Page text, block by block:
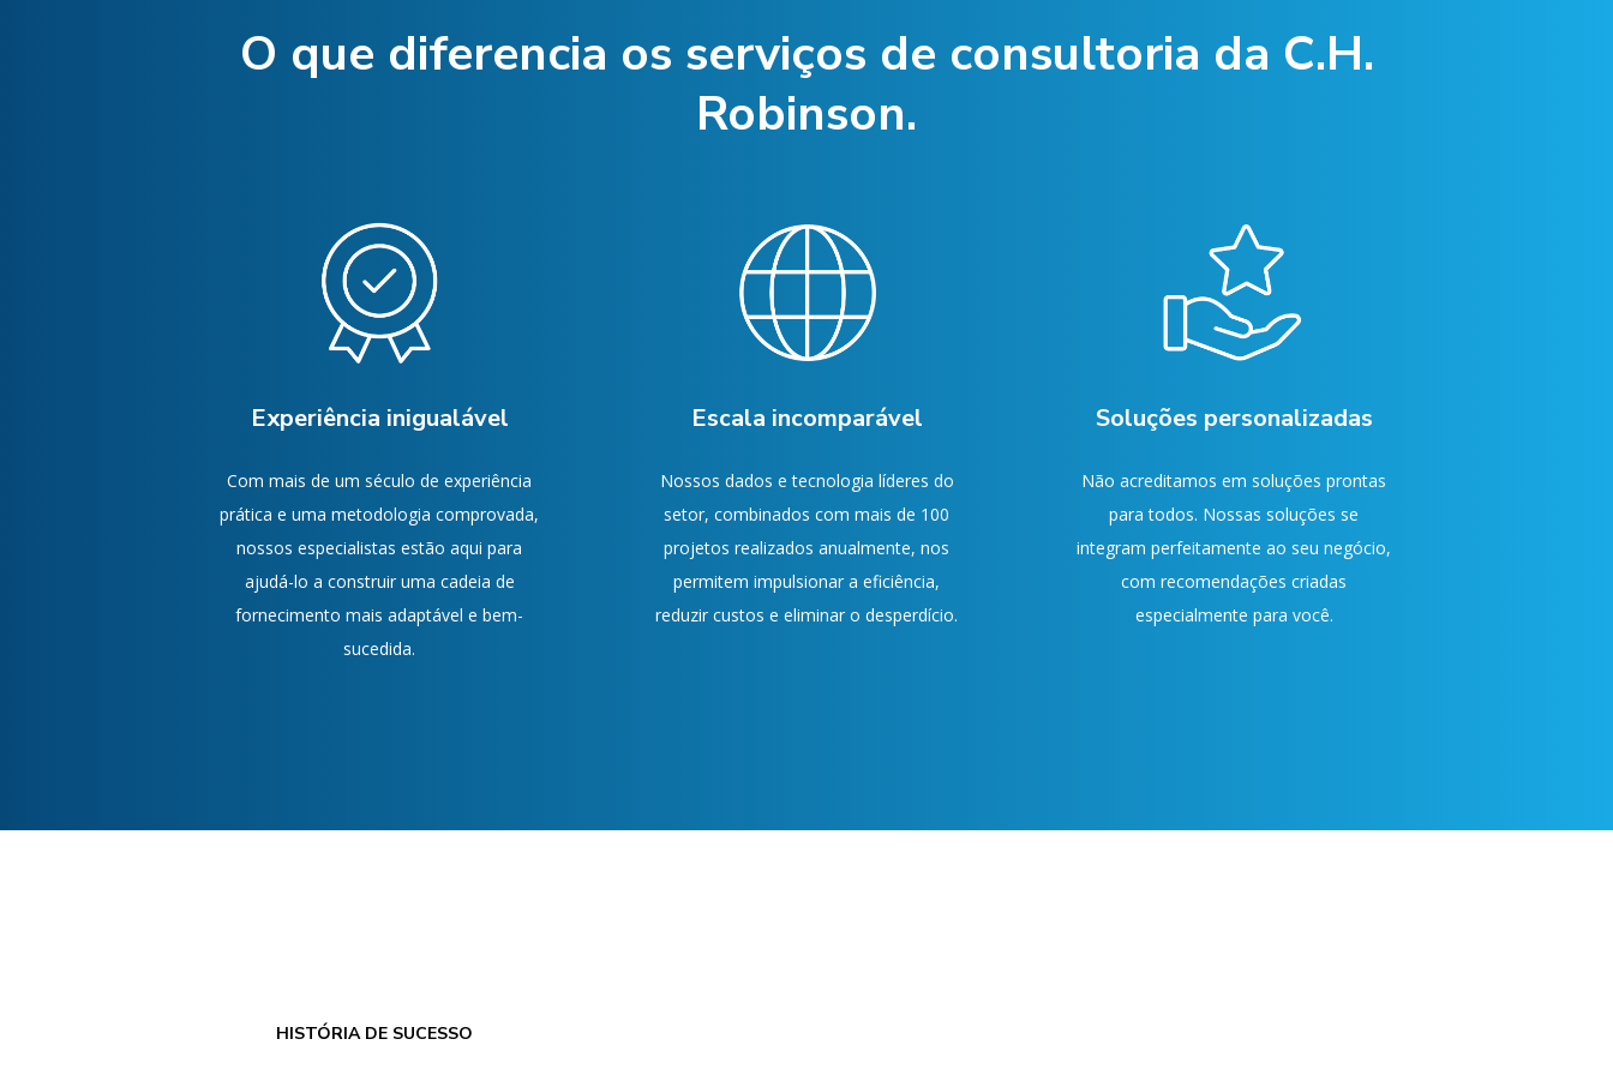
O que diferencia os serviços de consultoria da C.H.
Robinson.
Experiência inigualável
Com mais de um século de experiência
prática e uma metodologia comprovada,
nossos especialistas estão aqui para
ajudá-lo a construir uma cadeia de
fornecimento mais adaptável e bem-
sucedida.
Escala incomparável
Nossos dados e tecnologia líderes do
setor, combinados com mais de 100
projetos realizados anualmente, nos
permitem impulsionar a eficiência,
reduzir custos e eliminar o desperdício.
Soluções personalizadas
Não acreditamos em soluções prontas
para todos. Nossas soluções se
integram perfeitamente ao seu negócio,
com recomendações criadas
especialmente para você.
HISTÓRIA DE SUCESSO